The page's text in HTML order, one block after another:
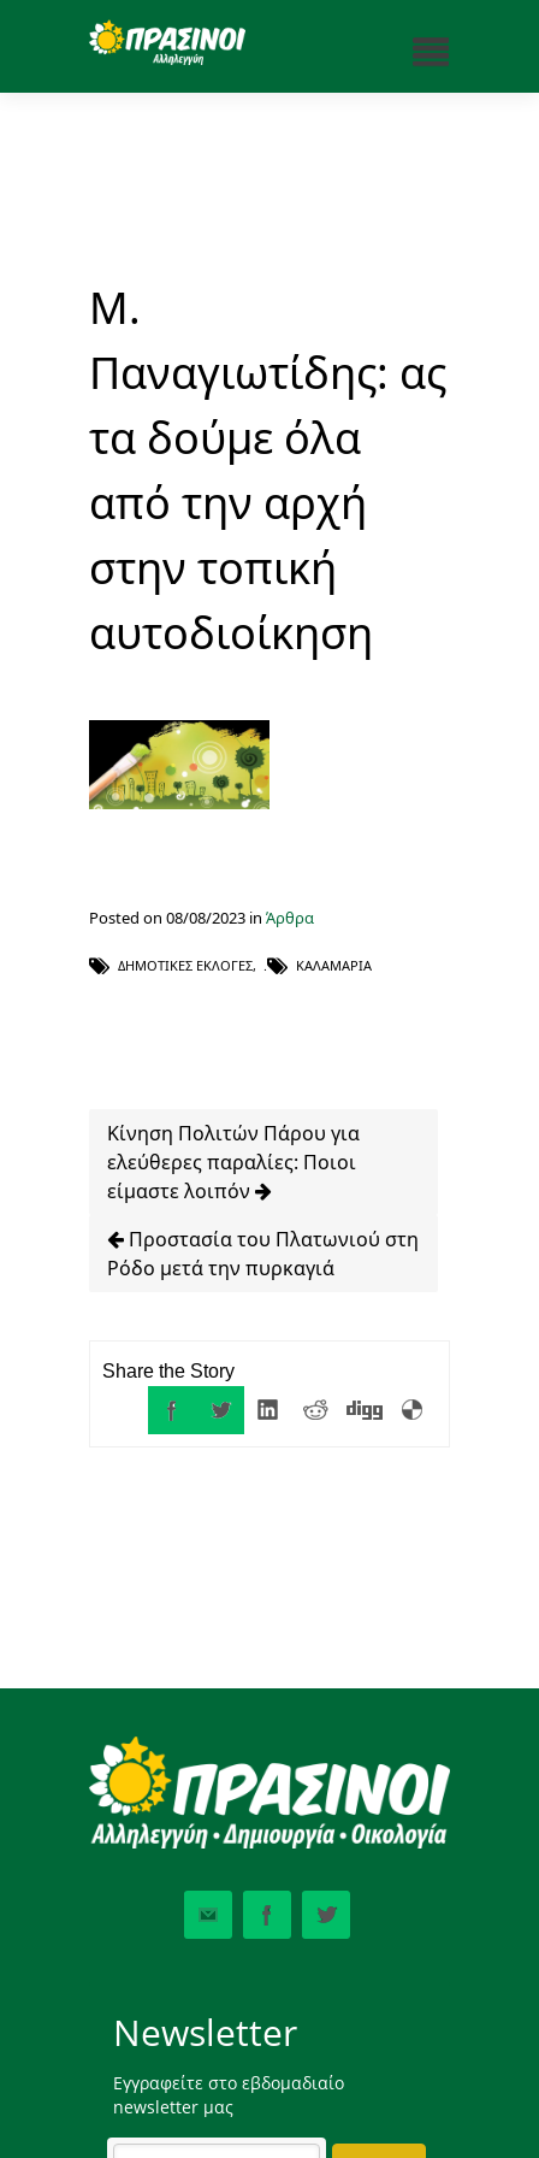
Μ.
Παναγιωτίδης: ας
τα δούμε όλα
από την αρχή
στην τοπική
αυτοδιοίκηση
Posted on 08/08/2023 in Άρθρα
ΔΗΜΟΤΙΚΈΣ ΕΚΛΟΓΈΣ, ΚΑΛΑΜΑΡΙΆ
Κίνηση Πολιτών Πάρου για
ελεύθερες παραλίες: Ποιοι
είμαστε λοιπόν
Προστασία του Πλατωνιού στη
Ρόδο μετά την πυρκαγιά
Share the Story
Newsletter
Εγγραφείτε στο εβδομαδιαίο
newsletter μας